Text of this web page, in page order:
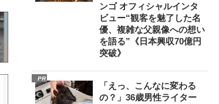
ンゴ オフィシャルインタ
ビュー“観客を魅了した名
優、複雑な父親像への想い
を語る”《日本興収70億円
突破》
PR
「えっ、こんなに変わる
の？」36歳男性ライター